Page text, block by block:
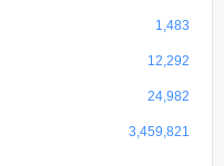
1,483
12,292
24,982
3,459,821